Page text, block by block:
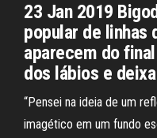
23 Jan 2019
popular de linhas
aparecem do
dos lábios e
“Pensei na ideia de um
imagético em um fundo